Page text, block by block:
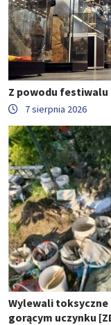
Z powodu festiwalu
7 sierpnia 2026
Wylewali toksyczne
gorącym uczynku